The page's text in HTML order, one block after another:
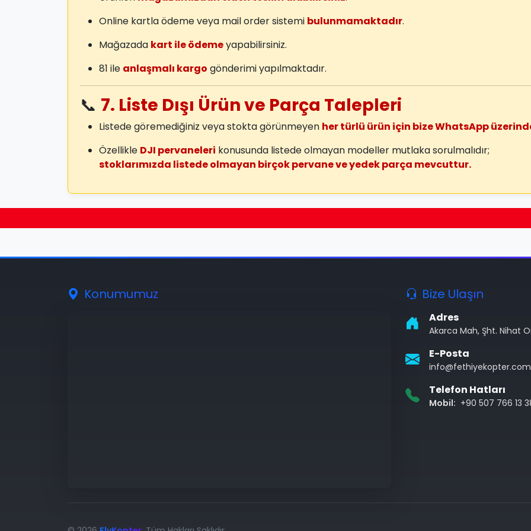
Online kartla ödeme veya mail order sistemi bulunmamaktadır.
Mağazada kart ile ödemeyapabilirsiniz.
81 ile anlaşmalı kargo gönderimi yapılmaktadır.
📞 7. Liste Dışı Ürün ve Parça Talepleri
Listede göremediğiniz veya stokta görünmeyen her türlü ürün için bize WhatsApp
Özellikle DJI pervaneleri konusunda listede olmayan modeller mutlaka sorulmalıdır;
stoklarımızda listede olmayan birçok pervane ve yedek parça mevcuttur.
Konumumuz Bize Ulaşın
Adres
Akarca Mah, Şht. Nihat
E-Posta
info@fethiyekopter.com
Telefon Hatları
Mobil: +90 507 766 13